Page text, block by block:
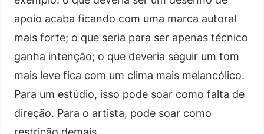
apoio acaba ficando com uma marca autoral
mais forte; o que seria para ser apenas técnico
ganha intenção; o que deveria seguir um tom
mais leve fica com um clima mais melancólico.
Para um estúdio, isso pode soar como falta de
direção. Para o artista, pode soar como